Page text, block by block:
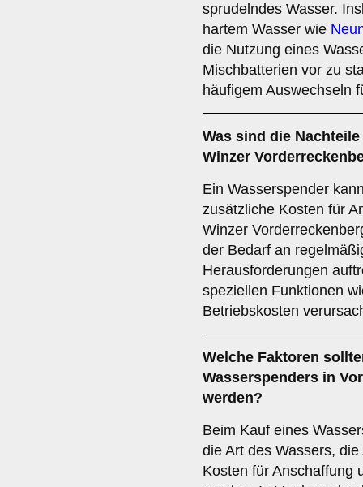
sprudelndes Wasser.
hartem Wasser wie
die Nutzung eines
Mischbatterien vor zu
häufigem Auswechseln
Was sind die Nachteile
Winzer
Ein Wasserspender
zusätzliche Kosten für
Winzer
der Bedarf an
Herausforderungen
speziellen Funktionen
Betriebskosten
Welche Faktoren
Wasserspenders in
werden?
Beim Kauf eines
die Art des Wassers,
Kosten für Anschaffung